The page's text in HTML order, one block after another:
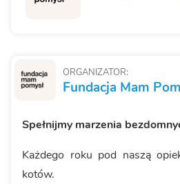
ORGANIZATOR:
Fundacja Mam
Spełnijmy marzenia
Każdego roku pod naszą
kotów.